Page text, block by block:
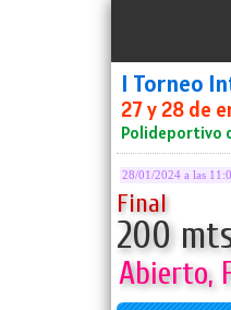
I Torneo
27 y 28 de
Polideportivo
28/01/2024 a las
Final
200
Abierto,